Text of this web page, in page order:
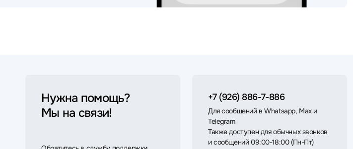
Нужна помощь?
Мы на связи!
+7 (926) 886-7-886
Для сообщений в Whatsapp, Max и
Telegram
Также доступен для обычных звонков
и сообщений 09:00-18:00 (Пн-Пт)